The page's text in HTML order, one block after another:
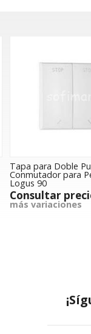
Tapa para
RJ45 Logus
Consultar
más